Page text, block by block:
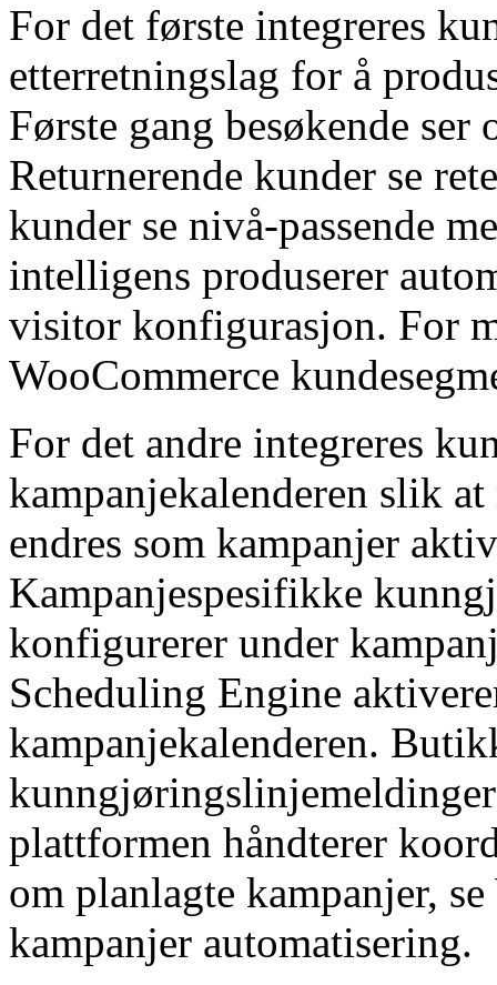
For det første integreres
etterretningslag for å
Første gang besøkende
Returnerende kunder se
kunder se nivå-passende
intelligens produserer
visitor konfigurasjon. For
WooCommerce
For det andre integreres
kampanjekalenderen slik
endres som kampanjer
Kampanjespesifikke
konfigurerer under
Scheduling Engine
kampanjekalenderen.
plattformen håndterer
om planlagte kampanjer,
kampanjer automatisering.